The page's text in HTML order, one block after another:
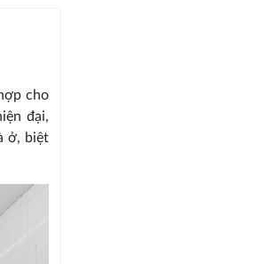
cho
đại,
ở, biệt